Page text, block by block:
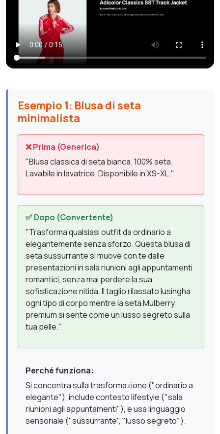
Esempio 1: Blusa di seta
minimalista
❌ Prima (Generica)
"Blusa classica di seta bianca. 100% seta.
Lavabile in lavatrice. Disponibile in XS-XL."
✅ Dopo (Convertente)
"Trasforma qualsiasi outfit da ordinario a
elegantemente senza sforzo. Questa blusa di
seta sussurrante si muove con te dalle
presentazioni in sala riunioni agli appuntamenti
romantici, senza mai perdere la sua
sofisticazione nitida. Il taglio rilassato lusingha
ogni tipo di corpo mentre la seta Mulberry
premium si sente come un lusso segreto sulla
tua pelle."
Perché funziona:
Si concentra sulla trasformazione ("ordinario a
elegante"), include contesto lifestyle ("sala
riunioni agli appuntamenti"), e usa linguaggio
sensoriale ("sussurrante", "lusso segreto").